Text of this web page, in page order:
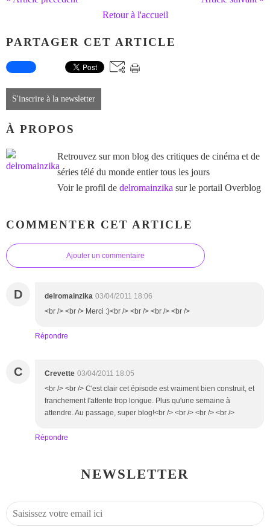
Retour à l'accueil
PARTAGER CET ARTICLE
S'inscrire à la newsletter
À PROPOS
Retrouvez sur mon blog des critiques de cinéma et de
séries télé du monde entier tous les jours
Voir le profil de delromainzika sur le portail Overblog
COMMENTER CET ARTICLE
Ajouter un commentaire
D delromainzika 03/04/2011 18:06
<br /> <br /> Merci :)<br /> <br /> <br /> <br />
Répondre
C Crevette 03/04/2011 18:05
<br /> <br /> C'est clair cet épisode est vraiment bien construit, et
franchement l'attente trop longue. Plus qu'une semaine à
attendre. Au passage, super blog!<br /> <br /> <br /> <br />
Répondre
NEWSLETTER